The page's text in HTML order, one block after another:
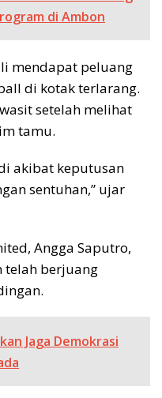
di Ambon
mendapat peluang
di kotak terlarang.
setelah melihat
tamu.
akibat keputusan
sentuhan,” ujar
Angga Saputro,
telah berjuang
Jaga Demokrasi